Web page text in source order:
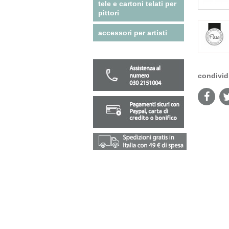
tele e cartoni telati per
pittori
accessori per artisti